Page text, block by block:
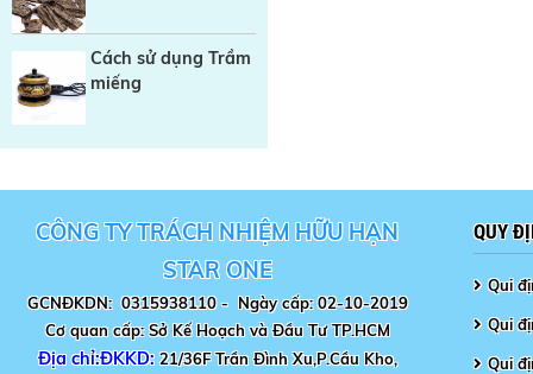
Cách sử dụng Trầm
miếng
CÔNG TY TRÁCH NHIỆM HỮU HẠN
STAR ONE
GCNĐKDN: 0315938110 - Ngày cấp: 02-10-2019
Cơ quan cấp: Sở Kế Hoạch và Đầu Tư TP.HCM
Địa chỉ:ĐKKD: 21/36F Trần Đình Xu,P.Cầu Kho,
QUY
Qui
Qui
Qui